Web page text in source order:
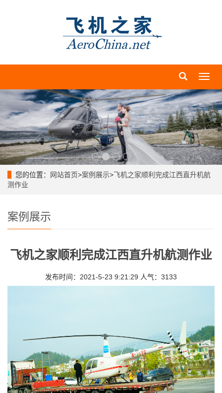
导
菜
单
您的位置： 网站首页>案例展示>飞机之家顺利完成江西直升机航
测作业
案例展示
飞机之家顺利完成江西直升机航测作业
发布时间：2021-5-23 9:21:29 人气：3133